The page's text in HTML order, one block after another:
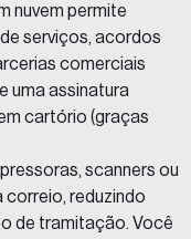
nuvem permite
serviços, acordos
comerciais
uma assinatura
cartório (graças
scanners ou
correio, reduzindo
de tramitação. Você